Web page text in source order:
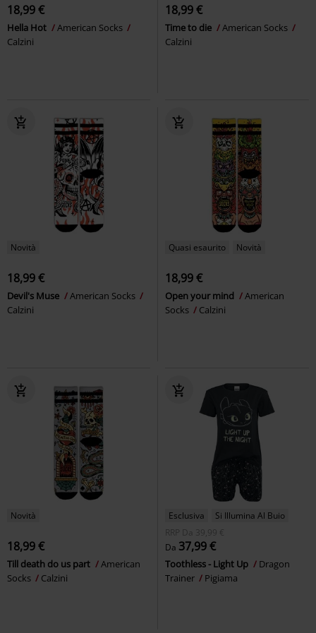
18,99 €
Hella Hot
American Socks
Calzini
18,99 €
Time to die
American Socks
Calzini
Novità
18,99 €
Devil's Muse
American Socks
Calzini
Quasi esaurito Novità
18,99 €
Open your mind
American
Socks
Calzini
Novità
18,99 €
Till death do us part
American
Socks
Calzini
Esclusiva
Si Illumina Al Buio
RRP
Da
39,99 €
Da 37,99 €
Toothless - Light Up
Dragon
Trainer
Pigiama